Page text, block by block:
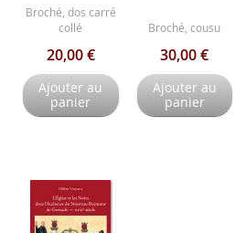
Broché, dos carré
collé
20,00 €
Ajouter au
panier
Broché, cousu
30,00 €
Ajouter au
panier